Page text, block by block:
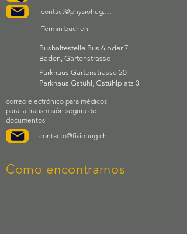
contact@physiohug.ch
Termin buchen
Bushaltestelle Bus 6 oder 7
Baden, Gartenstrasse
Parkhaus Gartenstrasse 20
Parkhaus Gstühl, Gstühlplatz 3
correo electrónico para médicos
para la transmisión segura de
documentos:
contacto@fisiohug.ch
Como encontrarnos